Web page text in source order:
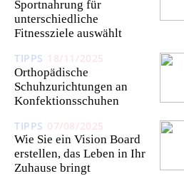
Sportnahrung für
unterschiedliche
Fitnessziele auswählt
TIPPS 18/11/2025
Orthopädische
Schuhzurichtungen an
Konfektionsschuhen
TIPPS 07/08/2025
Wie Sie ein Vision Board
erstellen, das Leben in Ihr
Zuhause bringt